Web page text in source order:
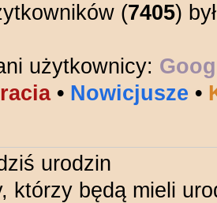
(7405)
użytkownicy:
• Nowicjusze •
urodzin
którzy będą mieli